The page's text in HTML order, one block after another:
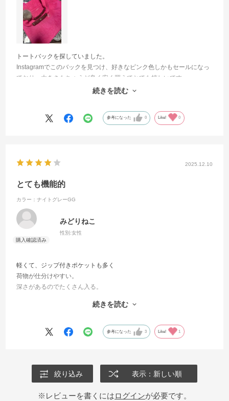
トートバックを探していました。
Instagramでこのバックを見つけ、好きなピンク色しかもセールになっ
ており、大きさもちょうど良く安く買えてとても嬉しいです。
持ち手が汚れるので、ネットでカバーを買い取り付けています。
続きを読む
参考になった 0 Like! 0
2025.12.10
とても機能的
カラー：ナイトグレーGG
みどりねこ
性別:女性
軽くて、ジップ付きポケットも多く
荷物が仕分けやすい。
深さがあるのでたくさん入る。
好みのキーホルダーをつけられるのも
色のバリエーションがもっとあれば
続きを読む
参考になった 3 Like! 1
絞り込み 表示：新しい順
※レビューを書くにはログインが必要です。